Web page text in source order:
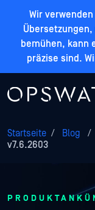
Wir
bemühen, kann
präzise sind.
Startseite / Blog /
v7.6.2603